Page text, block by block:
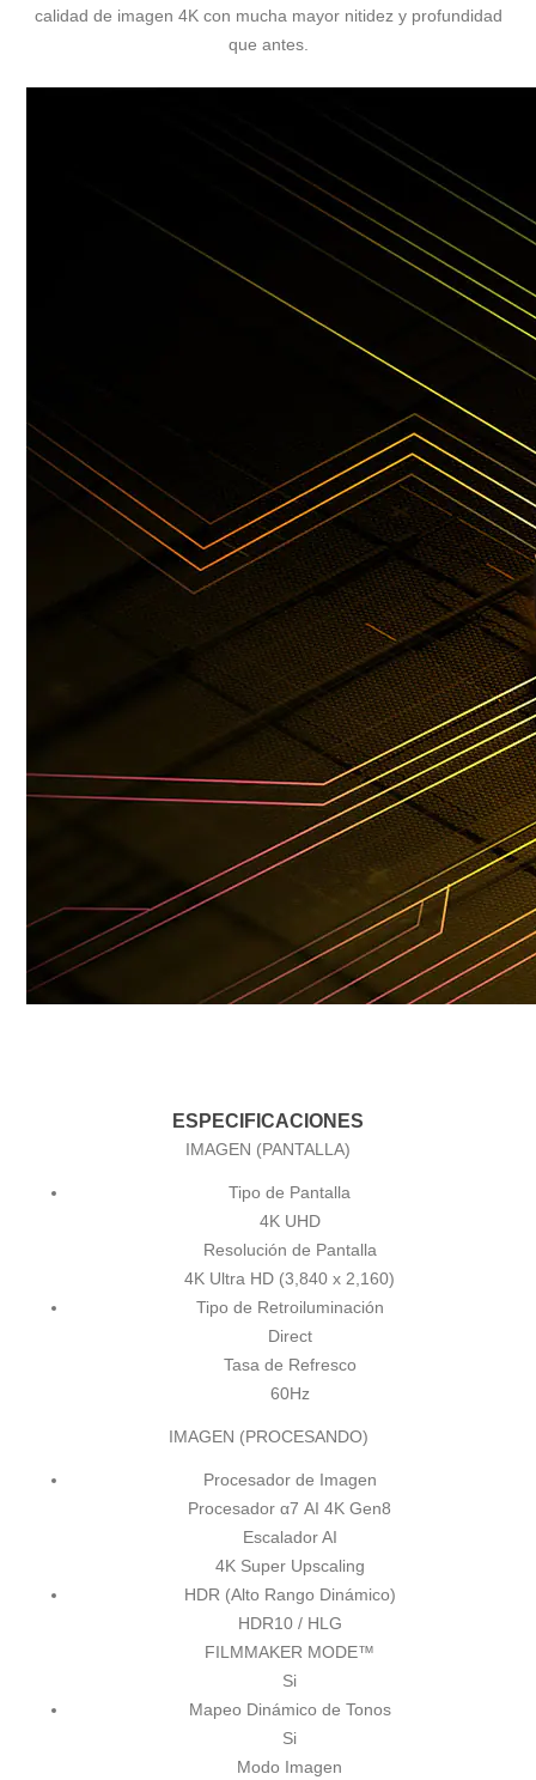
calidad de imagen 4K con mucha mayor nitidez y profundidad
que antes.
ESPECIFICACIONES
IMAGEN (PANTALLA)
Tipo de Pantalla
4K UHD
Resolución de Pantalla
4K Ultra HD (3,840 x 2,160)
Tipo de Retroiluminación
Direct
Tasa de Refresco
60Hz
IMAGEN (PROCESANDO)
Procesador de Imagen
Procesador α7 AI 4K Gen8
Escalador AI
4K Super Upscaling
HDR (Alto Rango Dinámico)
HDR10 / HLG
FILMMAKER MODE™
Si
Mapeo Dinámico de Tonos
Si
Modo Imagen